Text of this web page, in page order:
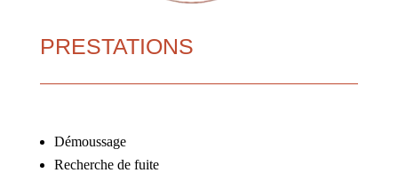
PRESTATIONS
Démoussage
Recherche de fuite